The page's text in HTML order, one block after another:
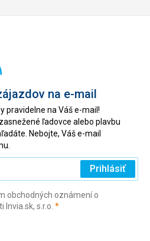
na e-mail
pravidelne na Váš e-mail!
ľadovce alebo plavbu
Nebojte, Váš e-mail
Prihlásiť
obchodných oznámení o
s.r.o. *(povinné)